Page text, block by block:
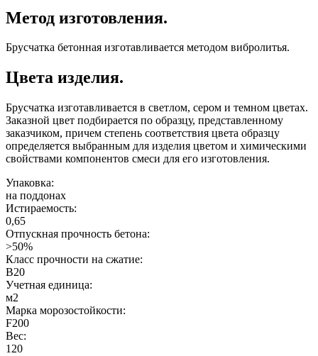
Метод изготовления.
Брусчатка бетонная изготавливается методом вибролитья.
Цвета изделия.
Брусчатка изготавливается в светлом, сером и темном цветах.
Заказной цвет подбирается по образцу, представленному
заказчиком, причем степень соответствия цвета образцу
определяется выбранным для изделия цветом и химическими
свойствами компонентов смеси для его изготовления.
Упаковка:
на поддонах
Истираемость:
0,65
Отпускная прочность бетона:
>50%
Класс прочности на сжатие:
B20
Учетная единица:
м2
Марка морозостойкости:
F200
Вес:
120